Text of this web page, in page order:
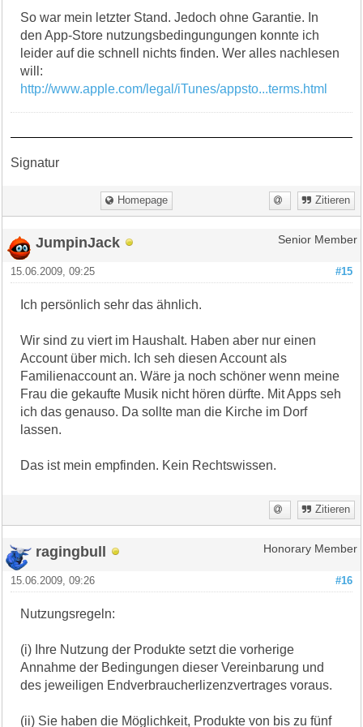
So war mein letzter Stand. Jedoch ohne Garantie. In
den App-Store nutzungsbedingungungen konnte ich
leider auf die schnell nichts finden. Wer alles nachlesen
will:
http://www.apple.com/legal/iTunes/appsto...terms.html
Signatur
Homepage Zitieren
JumpinJack Senior Member
#15
15.06.2009, 09:25
Ich persönlich sehr das ähnlich.
Wir sind zu viert im Haushalt. Haben aber nur einen
Account über mich. Ich seh diesen Account als
Familienaccount an. Wäre ja noch schöner wenn meine
Frau die gekaufte Musik nicht hören dürfte. Mit Apps seh
ich das genauso. Da sollte man die Kirche im Dorf
lassen.
Das ist mein empfinden. Kein Rechtswissen.
Zitieren
ragingbull Honorary Member
#16
15.06.2009, 09:26
Nutzungsregeln:
(i) Ihre Nutzung der Produkte setzt die vorherige
Annahme der Bedingungen dieser Vereinbarung und
des jeweiligen Endverbraucherlizenzvertrages voraus.
(ii) Sie haben die Möglichkeit, Produkte von bis zu fünf